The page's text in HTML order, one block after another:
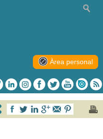
Àrea personal